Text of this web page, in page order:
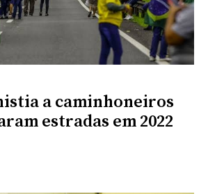
a caminhoneiros
estradas em 2022